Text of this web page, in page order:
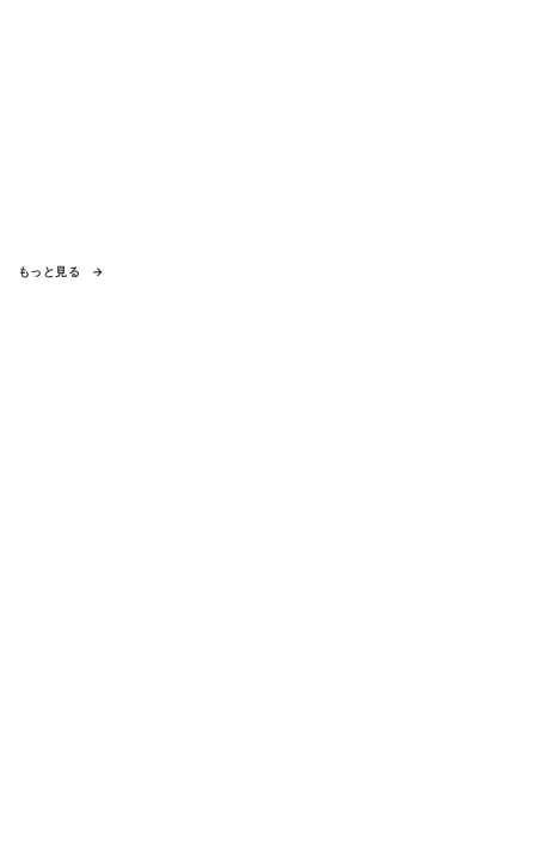
もっと見る